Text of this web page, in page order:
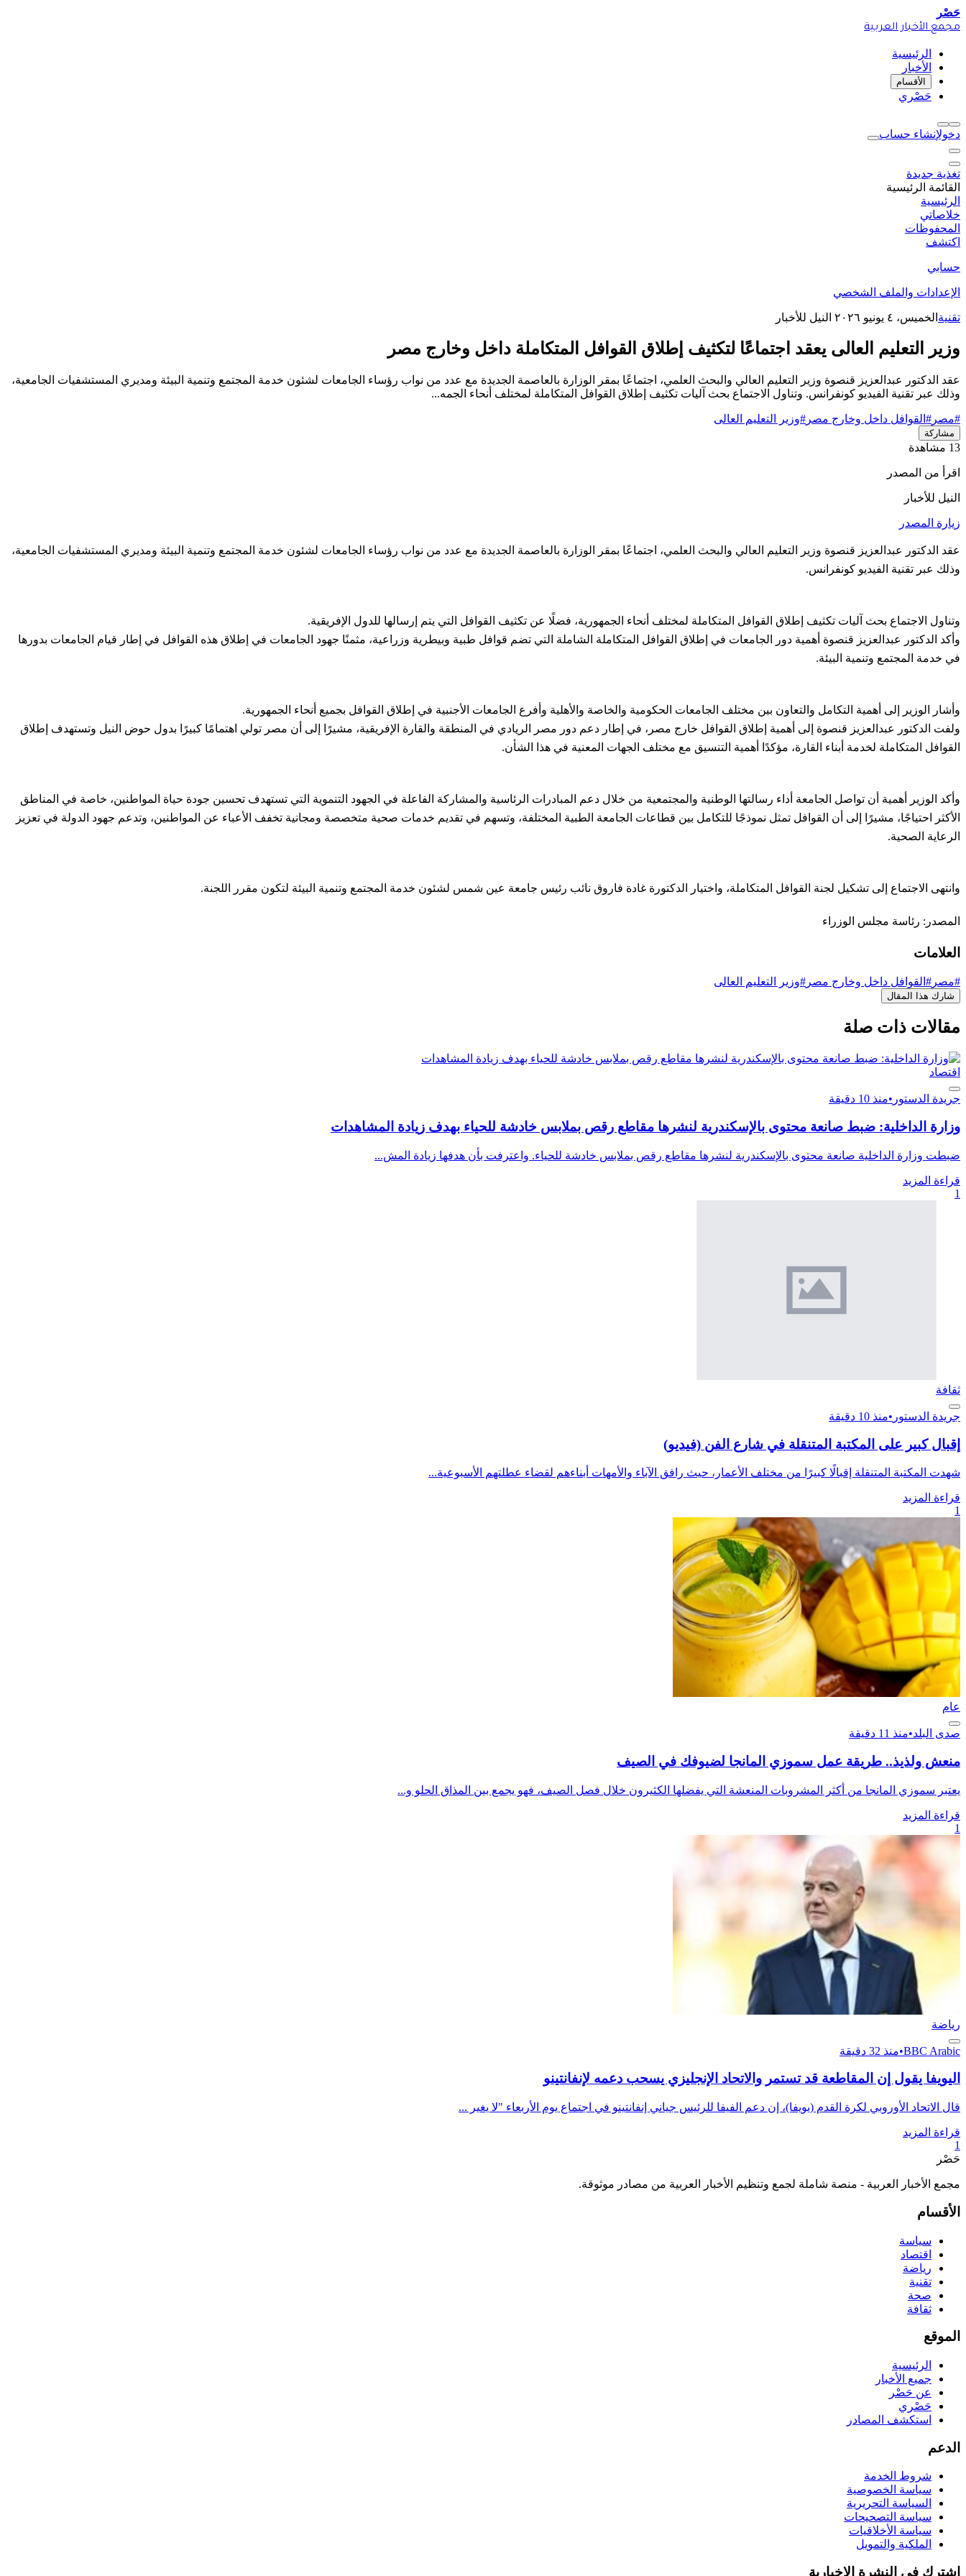
حَصْر
مجمع الأخبار العربية
الرئيسية
الأخبار
الأقسام
حَصْري
دخولإنشاء حساب
تغذية جديدة
القائمة الرئيسية
الرئيسية
خلاصاتي
المحفوظات
اكتشف
حسابي
الإعدادات والملف الشخصي
تقنية الخميس، ٤ يونيو ٢٠٢٦ النيل للأخبار
وزير التعليم العالى يعقد اجتماعًا لتكثيف إطلاق القوافل المتكاملة داخل وخارج مصر
عقد الدكتور عبدالعزيز قنصوة وزير التعليم العالي والبحث العلمي، اجتماعًا بمقر الوزارة بالعاصمة الجديدة مع عدد من نواب رؤساء الجامعات لشئون خدمة المجتمع وتنمية البيئة ومديري المستشفيات الجامعية،
وذلك عبر تقنية الفيديو كونفرانس. وتناول الاجتماع بحث آليات تكثيف إطلاق القوافل المتكاملة لمختلف أنحاء الجمه...
#مصر #القوافل داخل وخارج مصر #وزير التعليم العالى
مشاركة
13 مشاهدة
اقرأ من المصدر
النيل للأخبار
زيارة المصدر
عقد الدكتور عبدالعزيز قنصوة وزير التعليم العالي والبحث العلمي، اجتماعًا بمقر الوزارة بالعاصمة الجديدة مع عدد من نواب رؤساء الجامعات لشئون خدمة المجتمع وتنمية البيئة ومديري المستشفيات الجامعية،
وذلك عبر تقنية الفيديو كونفرانس.
وتناول الاجتماع بحث آليات تكثيف إطلاق القوافل المتكاملة لمختلف أنحاء الجمهورية، فضلًا عن تكثيف القوافل التي يتم إرسالها للدول الإفريقية.
وأكد الدكتور عبدالعزيز قنصوة أهمية دور الجامعات في إطلاق القوافل المتكاملة الشاملة التي تضم قوافل طبية وبيطرية وزراعية، مثمنًا جهود الجامعات في إطلاق هذه القوافل في إطار قيام الجامعات بدورها
في خدمة المجتمع وتنمية البيئة.
وأشار الوزير إلى أهمية التكامل والتعاون بين مختلف الجامعات الحكومية والخاصة والأهلية وأفرع الجامعات الأجنبية في إطلاق القوافل بجميع أنحاء الجمهورية.
ولفت الدكتور عبدالعزيز قنصوة إلى أهمية إطلاق القوافل خارج مصر، في إطار دعم دور مصر الريادي في المنطقة والقارة الإفريقية، مشيرًا إلى أن مصر تولي اهتمامًا كبيرًا بدول حوض النيل وتستهدف إطلاق
القوافل المتكاملة لخدمة أبناء القارة، مؤكدًا أهمية التنسيق مع مختلف الجهات المعنية في هذا الشأن.
وأكد الوزير أهمية أن تواصل الجامعة أداء رسالتها الوطنية والمجتمعية من خلال دعم المبادرات الرئاسية والمشاركة الفاعلة في الجهود التنموية التي تستهدف تحسين جودة حياة المواطنين، خاصة في المناطق
الأكثر احتياجًا، مشيرًا إلى أن القوافل تمثل نموذجًا للتكامل بين قطاعات الجامعة الطبية المختلفة، وتسهم في تقديم خدمات صحية متخصصة ومجانية تخفف الأعباء عن المواطنين، وتدعم جهود الدولة في تعزيز
الرعاية الصحية.
وانتهى الاجتماع إلى تشكيل لجنة القوافل المتكاملة، واختيار الدكتورة غادة فاروق نائب رئيس جامعة عين شمس لشئون خدمة المجتمع وتنمية البيئة لتكون مقرر اللجنة.
المصدر: رئاسة مجلس الوزراء
العلامات
#مصر #القوافل داخل وخارج مصر #وزير التعليم العالى
شارك هذا المقال
مقالات ذات صلة
اقتصاد
جريدة الدستور •منذ 10 دقيقة
وزارة الداخلية: ضبط صانعة محتوى بالإسكندرية لنشرها مقاطع رقص بملابس خادشة للحياء بهدف زيادة المشاهدات
ضبطت وزارة الداخلية صانعة محتوى بالإسكندرية لنشرها مقاطع رقص بملابس خادشة للحياء. واعترفت بأن هدفها زيادة المش...
قراءة المزيد
1
ثقافة
جريدة الدستور •منذ 10 دقيقة
إقبال كبير على المكتبة المتنقلة في شارع الفن (فيديو)
شهدت المكتبة المتنقلة إقبالًا كبيرًا من مختلف الأعمار، حيث رافق الآباء والأمهات أبناءهم لقضاء عطلتهم الأسبوعية...
قراءة المزيد
1
عام
صدى البلد•منذ 11 دقيقة
منعش ولذيذ.. طريقة عمل سموزي المانجا لضيوفك في الصيف
يعتبر سموزي المانجا من أكثر المشروبات المنعشة التي يفضلها الكثيرون خلال فصل الصيف، فهو يجمع بين المذاق الحلو و...
قراءة المزيد
1
رياضة
BBC Arabic
•منذ 32 دقيقة
اليويفا يقول إن المقاطعة قد تستمر والاتحاد الإنجليزي يسحب دعمه لإنفانتينو
قال الاتحاد الأوروبي لكرة القدم (يويفا)، إن دعم الفيفا للرئيس جياني إنفانتينو في اجتماع يوم الأربعاء "لا يغير ...
قراءة المزيد
1
حَصْر
مجمع الأخبار العربية - منصة شاملة لجمع وتنظيم الأخبار العربية من مصادر موثوقة.
الأقسام
سياسة
اقتصاد
رياضة
تقنية
صحة
ثقافة
الموقع
الرئيسية
جميع الأخبار
عن حَصْر
حَصْري
استكشف المصادر
الدعم
شروط الخدمة
سياسة الخصوصية
السياسة التحريرية
سياسة التصحيحات
سياسة الأخلاقيات
الملكية والتمويل
اشترك في النشرة الإخبارية